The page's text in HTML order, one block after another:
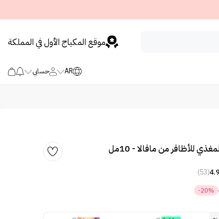
موقع المكياج الأول في المملكة
AR حسابي
للأظافر من مافالا - 10مل
4.9
(53)
-20%